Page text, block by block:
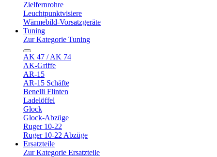
Zielfernrohre
Leuchtpunktvisiere
Wärmebild-Vorsatzgeräte
Tuning
Zur Kategorie Tuning
AK 47 / AK 74
AK-Griffe
AR-15
AR-15 Schäfte
Benelli Flinten
Ladelöffel
Glock
Glock-Abzüge
Ruger 10-22
Ruger 10-22 Abzüge
Ersatzteile
Zur Kategorie Ersatzteile